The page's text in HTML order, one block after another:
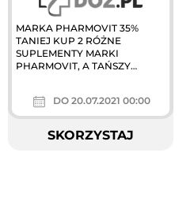
MARKA PHARMOVIT 35%
TANIEJ KUP 2 RÓŻNE
SUPLEMENTY MARKI
PHARMOVIT, A TAŃSZY
DO 20.07.2021 00:00
SKORZYSTAJ